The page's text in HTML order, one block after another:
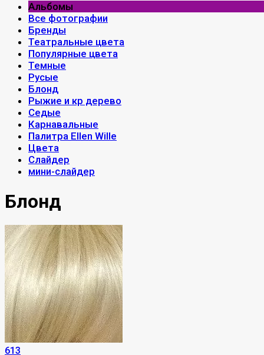
Альбомы
Все фотографии
Бренды
Театральные цвета
Популярные цвета
Темные
Русые
Блонд
Рыжие и кр дерево
Седые
Карнавальные
Палитра Ellen Wille
Цвета
Слайдер
мини-слайдер
Блонд
613